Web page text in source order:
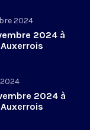
2024
2024 à
2024 à